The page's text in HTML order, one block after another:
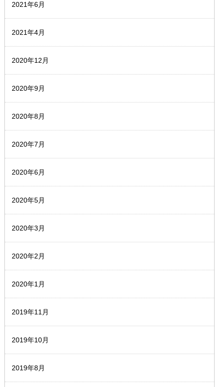
2021年6月
2021年4月
2020年12月
2020年9月
2020年8月
2020年7月
2020年6月
2020年5月
2020年3月
2020年2月
2020年1月
2019年11月
2019年10月
2019年8月